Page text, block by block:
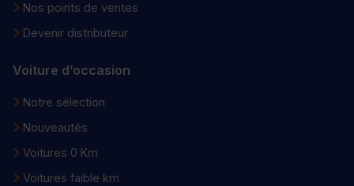
Nos points de ventes
Devenir distributeur
Voiture d’occasion
Notre sélection
Nouveautés
Voitures 0 Km
Voitures faible km